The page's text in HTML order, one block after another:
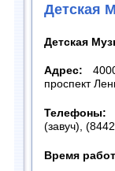
Детская
Детская
Адрес:
проспект
Телефоны:
(завуч),
Время